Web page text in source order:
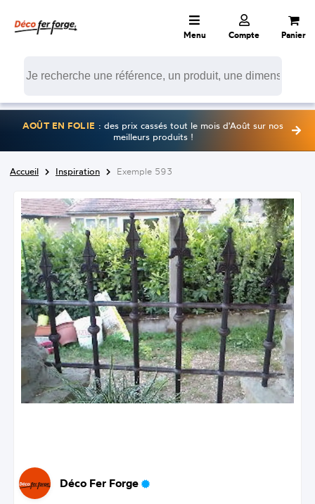
Menu Compte Panier
AOÛT EN FOLIE : des prix cassés tout le mois d'Août sur nos
meilleurs produits !
Accueil Inspiration Exemple 593
Déco Fer Forge